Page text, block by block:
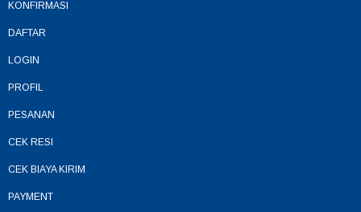
KONFIRMASI
DAFTAR
LOGIN
PROFIL
PESANAN
CEK RESI
CEK BIAYA KIRIM
PAYMENT